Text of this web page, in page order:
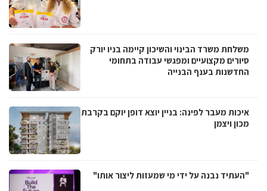
משלחת משרד הבינוי והשיכון קיימה בניו יורק
סיורים מקצועיים ומפגשי עבודה בתחומי
החדשנות בענף הבנייה
איכות מעבר לפינה: בניין יוצא דופן יוקם בקרבת
מכון ויצמן
"העתיד נבנה על ידי מי שמעזות ליצור אותו"